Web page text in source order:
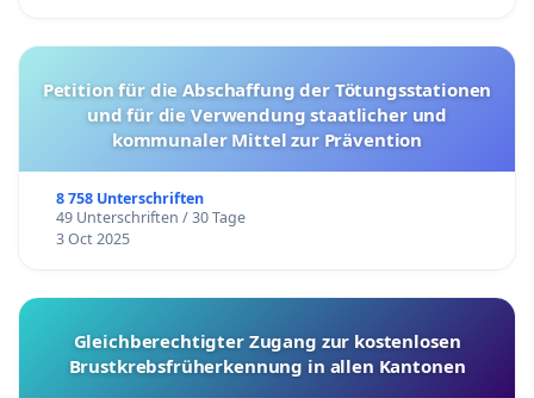
Petition für die Abschaffung der Tötungsstationen
und für die Verwendung staatlicher und
kommunaler Mittel zur Prävention
8 758 Unterschriften
49 Unterschriften / 30 Tage
3 Oct 2025
Gleichberechtigter Zugang zur kostenlosen
Brustkrebsfrüherkennung in allen Kantonen